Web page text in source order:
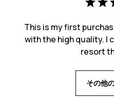
This is my first
with the high quality. I
resort
その他